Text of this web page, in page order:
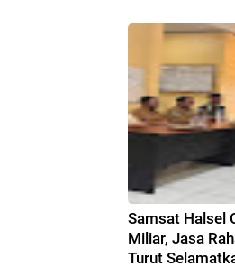
Samsat Halsel
Miliar, Jasa
Turut